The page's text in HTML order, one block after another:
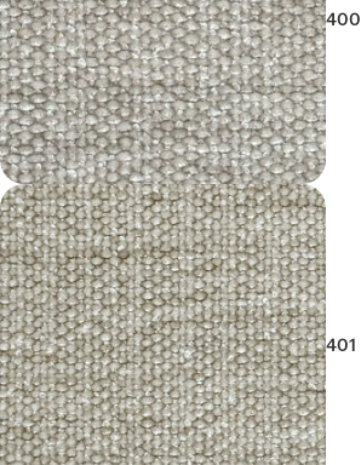
400
401